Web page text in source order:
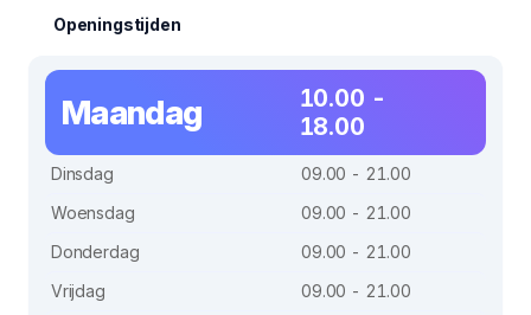
Openingstijden
Maandag
10.00 -
18.00
Dinsdag
09.00 - 21.00
Woensdag
09.00 - 21.00
Donderdag
09.00 - 21.00
Vrijdag
09.00 - 21.00